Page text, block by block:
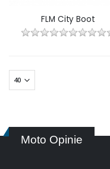
FLM City Boot
Moto Opinie